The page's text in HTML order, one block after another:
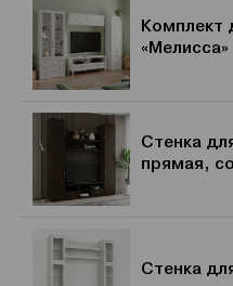
Комплект
«Мелисса»
Стенка
прямая,
Стенка